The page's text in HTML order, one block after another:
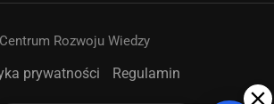
Centrum Rozwoju Wiedzy
prywatności Regulamin